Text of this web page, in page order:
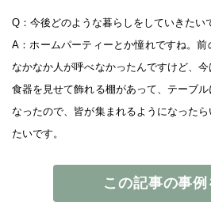
Q：今後どのような暮らしをしていきたい
A：ホームパーティーとか憧れですね。前
なかなか人が呼べなかったんですけど、今
食器を見せて飾れる棚があって、テーブ
なったので、皆が集まれるようになった
たいです。
この記事の事例